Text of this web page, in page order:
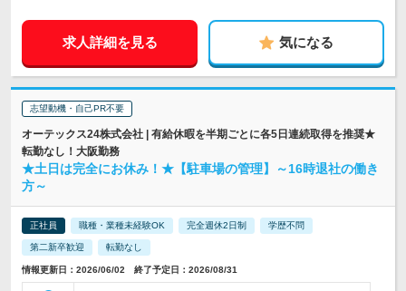
求人詳細を見る 気になる
志望動機・自己PR不要
オーテックス24株式会社 | 有給休暇を半期ごとに各5日連続取得を推奨★
転勤なし！大阪勤務
★土日は完全にお休み！★【駐車場の管理】～16時退社の働き
方～
正社員 職種・業種未経験OK 完全週休2日制 学歴不問
第二新卒歓迎 転勤なし
情報更新日：2026/06/02 終了予定日：2026/08/31